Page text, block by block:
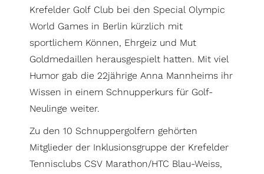
Krefelder Golf Club bei den Special Olympic
World Games in Berlin kürzlich mit
sportlichem Können, Ehrgeiz und Mut
Goldmedaillen herausgespielt hatten. Mit viel
Humor gab die 22jährige Anna Mannheims ihr
Wissen in einem Schnupperkurs für Golf-
Neulinge weiter.
Zu den 10 Schnuppergolfern gehörten
Mitglieder der Inklusionsgruppe der Krefelder
Tennisclubs CSV Marathon/HTC Blau-Weiss,